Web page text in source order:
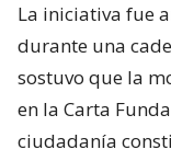
La iniciativa fue
durante una
sostuvo que la
en la Carta
ciudadanía